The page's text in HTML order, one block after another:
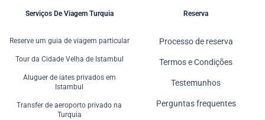
Serviços De Viagem Turquia
Reserve um guia de viagem particular
Tour da Cidade Velha de Istambul
Aluguer de iates privados em
Istambul
Transfer de aeroporto privado na
Turquia
Reserva
Processo de reserva
Termos e Condições
Testemunhos
Perguntas frequentes